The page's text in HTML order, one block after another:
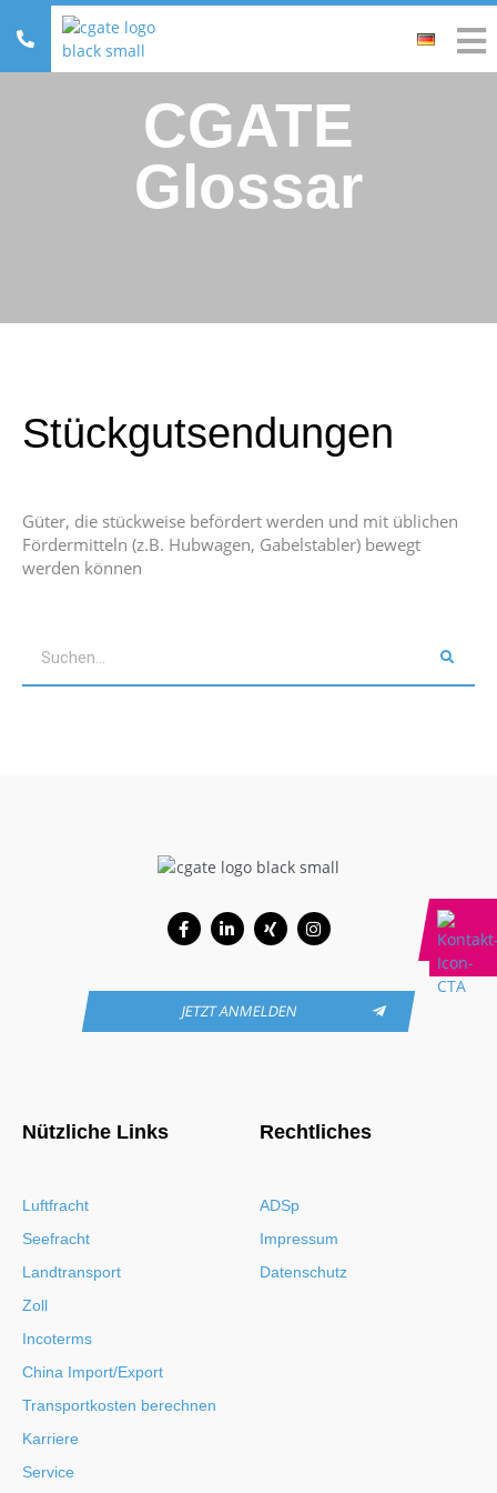
CGATE
Glossar
Stückgutsendungen
Güter, die stückweise befördert werden und mit üblichen
Fördermitteln (z.B. Hubwagen, Gabelstabler) bewegt
werden können
Facebook-
f
Linkedin-
in
Xing Instagram
JETZT ANMELDEN
Nützliche Links
Luftfracht
Seefracht
Landtransport
Zoll
Incoterms
China Import/Export
Transportkosten berechnen
Karriere
Service
Rechtliches
ADSp
Impressum
Datenschutz